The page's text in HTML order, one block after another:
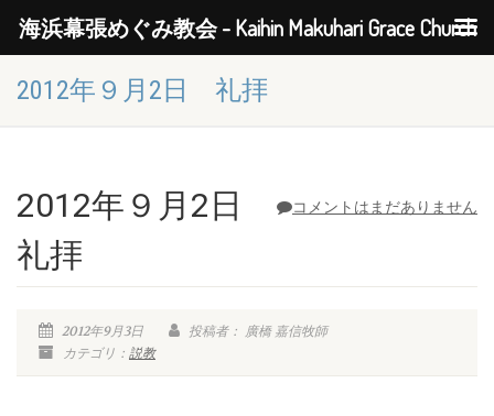
2012年９月2日 礼拝
コメントはまだありません
2012年９月2日
礼拝
2012年9月3日
投稿者： 廣橋 嘉信牧師
カテゴリ： 説教
海浜幕張めぐみ教会 - Kaihin Makuhari Grace Church